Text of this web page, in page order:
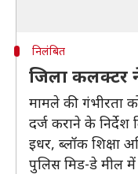
निलंबित
जिला कलक्टर
मामले की गंभीरता
दर्ज कराने के निर्देश
इधर, ब्लॉक शिक्षा
पुलिस मिड-डे मील